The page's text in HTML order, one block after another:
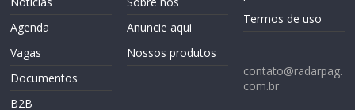
Agenda
Vagas
Documentos
B2B
Anuncie aqui
Nossos produtos
Termos de uso
contato@radarpag.
com.br